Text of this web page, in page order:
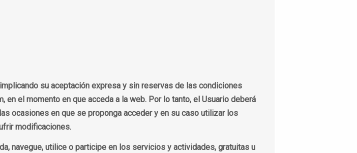
su aceptación expresa y sin reservas de las condiciones
el momento en que acceda a la web. Por lo tanto, el Usuario deberá
ocasiones en que se proponga acceder y en su caso utilizar los
modificaciones.
navegue, utilice o participe en los servicios y actividades, gratuitas u